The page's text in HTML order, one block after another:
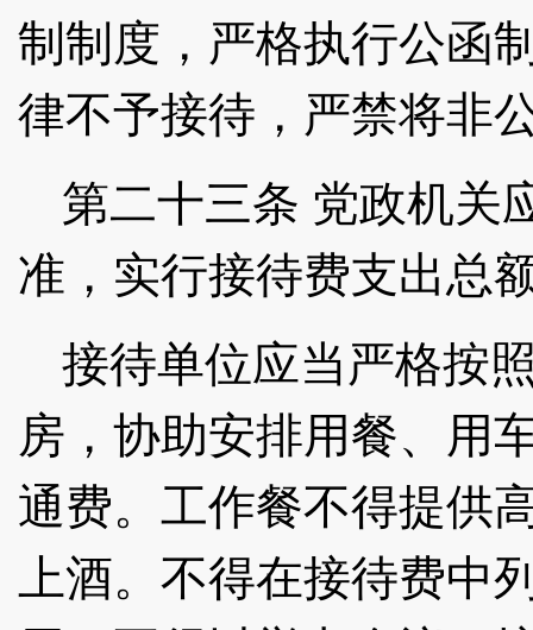
制制度，严格执行公函
律不予接待，严禁将非
第二十三条 党政机关
准，实行接待费支出总
接待单位应当严格按
房，协助安排用餐、用
通费。工作餐不得提供
上酒。不得在接待费中